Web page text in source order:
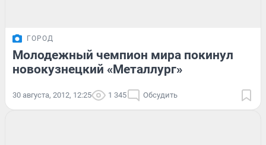
ГОРОД
Молодежный чемпион мира покинул
новокузнецкий «Металлург»
30 августа, 2012, 12:25 1 345 Обсудить